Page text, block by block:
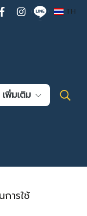
TH
เพิ่มเติม
ารใช้